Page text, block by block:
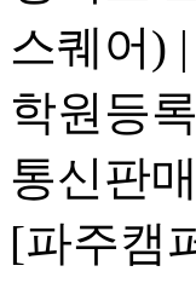
스퀘어)
학원등
통신판
[파주캠